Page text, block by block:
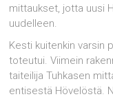
mittaukset, jotta uusi
uudelleen.
Kesti kuitenkin varsin
toteutui. Viimein
taiteilija Tuhkasen
entisestä Hövelöstä.